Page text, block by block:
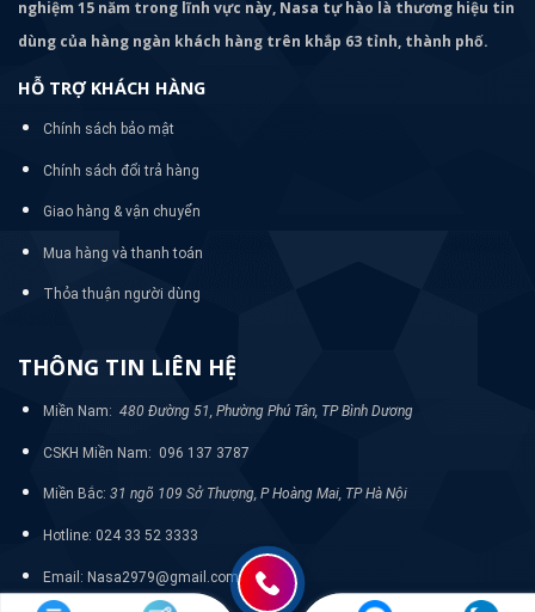
nghiệm 15 năm trong lĩnh vực này, Nasa tự hào là thương hiệu tin
dùng của hàng ngàn khách hàng trên khắp 63 tỉnh, thành phố.
HỖ TRỢ KHÁCH HÀNG
Chính sách bảo mật
Chính sách đổi trả hàng
Giao hàng & vận chuyển
Mua hàng và thanh toán
Thỏa thuận người dùng
THÔNG TIN LIÊN HỆ
Miền Nam: 480 Đường 51, Phường Phú Tân, TP Bình Dương
CSKH Miền Nam: 096 137 3787
Miền Bắc: 31 ngõ 109 Sở Thượng, P Hoàng Mai, TP Hà Nội
Hotline: 024 33 52 3333
Email: Nasa2979@gmail.com